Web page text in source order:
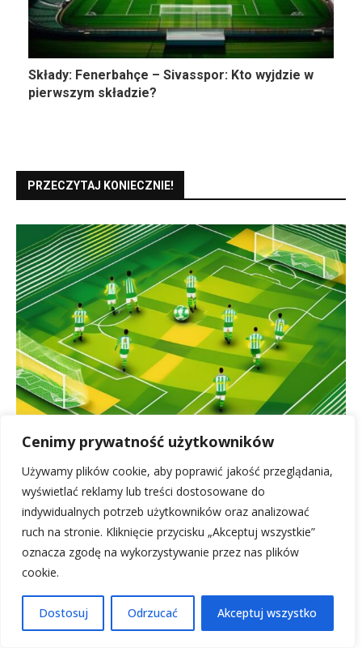
Cenimy prywatność użytkowników
Używamy plików cookie, aby poprawić jakość przeglądania,
wyświetlać reklamy lub treści dostosowane do
indywidualnych potrzeb użytkowników oraz analizować
ruch na stronie. Kliknięcie przycisku „Akceptuj wszystkie”
oznacza zgodę na wykorzystywanie przez nas plików
cookie.
Dostosuj Odrzucać Akceptuj wszystko
Składy: Fenerbahçe – Sivasspor: Kto wyjdzie w
pierwszym składzie?
PRZECZYTAJ KONIECZNIE!
Składy: Villarreal – Real Betis: Analiza, kluczowi
zawodnicy
31 grudnia, 2025
Składy Real Valladolid – Atlético